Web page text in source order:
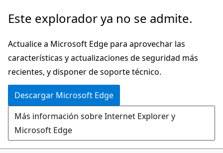
Ir
contenido
principal
Este explorador ya no se admite.
Actualice a Microsoft Edge para aprovechar las
características y actualizaciones de seguridad más
recientes, y disponer de soporte técnico.
Descargar Microsoft Edge
Más información sobre Internet Explorer y
Microsoft Edge